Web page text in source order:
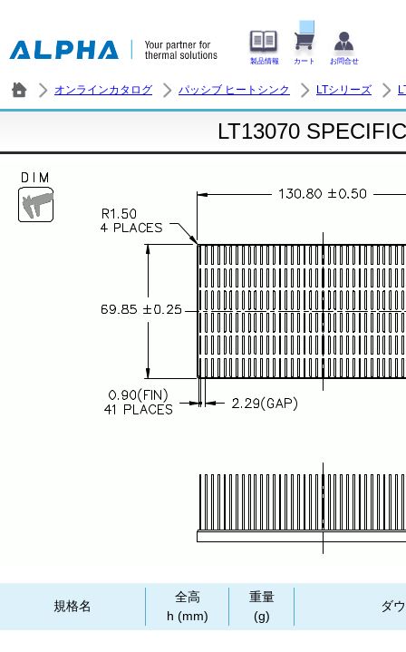
製品情報 カート お問合せ
オンラインカタログ パッシブ ヒートシンク LTシリーズ
LT13070
規格名
全高
h (mm)
重量
(g)
ダ